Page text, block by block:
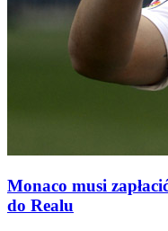
Monaco musi
do Realu